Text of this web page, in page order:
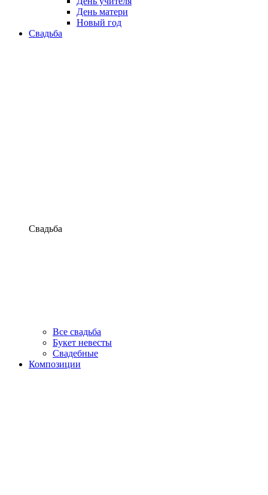
День матери
Новый год
Свадьба
Свадьба
Все свадьба
Букет невесты
Свадебные
Композиции